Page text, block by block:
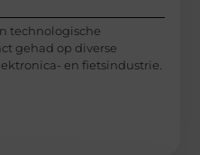
technologische
gehad op diverse
en fietsindustrie.